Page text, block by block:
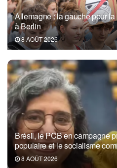
Allemagne : la gauche pour
à Berlin
8 AOÛT 2026
Brésil, le PCB en campagne
populaire et le socialisme
8 AOÛT 2026